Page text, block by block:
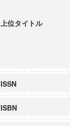
上位タイトル
ISSN
ISBN